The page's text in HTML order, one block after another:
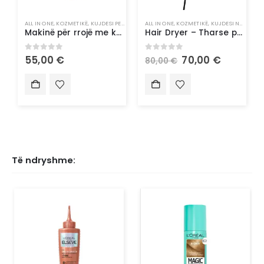
ALL IN ONE, KOZMETIKË, KUJDESI PERSONAL
Makinë për rrojë me kokë të ftoftë Philips
0out of 5
55,00 €
ALL IN ONE, KOZMETIKË, KUJDESI NDAJ FLOKËVE
Hair Dryer – Tharse për flokë Philips
0 out of 5
80,00€ 70,00 €
Të ndryshme: